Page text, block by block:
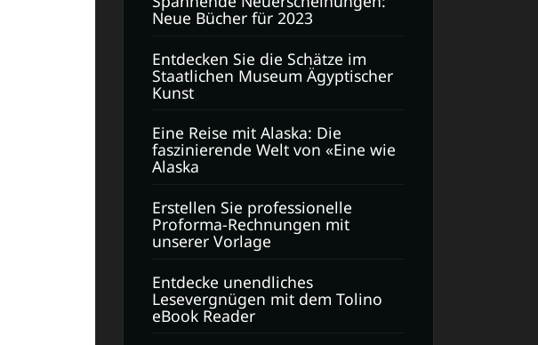
Neue Bücher für 2023
Entdecken Sie die Schätze im
Staatlichen Museum Ägyptischer
Kunst
Eine Reise mit Alaska: Die
faszinierende Welt von «Eine wie
Alaska
Erstellen Sie professionelle
Proforma-Rechnungen mit
unserer Vorlage
Entdecke unendliches
Lesevergnügen mit dem Tolino
eBook Reader